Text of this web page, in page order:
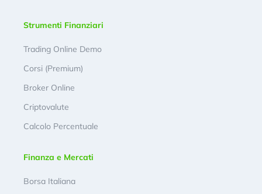
Strumenti Finanziari
Trading Online Demo
Corsi (Premium)
Broker Online
Criptovalute
Calcolo Percentuale
Finanza e Mercati
Borsa Italiana